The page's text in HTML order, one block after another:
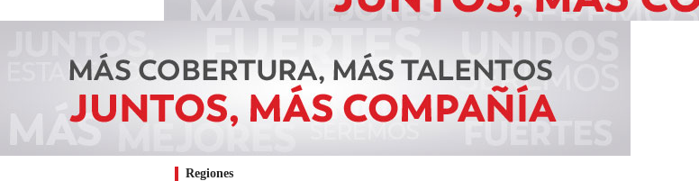
Regiones